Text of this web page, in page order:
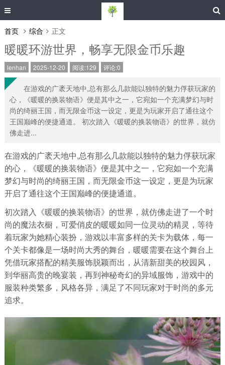
首页 综合 正文
暖暖环游世界，畅享无限金币乐趣
lenhan 2025-12-20 阅读:129 评论:0
在游戏的广袤天地中,总有那么几款能以独特的魅力俘获玩家的
心，《暖暖的换装物语》便是其中之一，它宛如一个充满梦幻与时
尚的绮丽王国，而无限金币这一设定，更是为玩家开启了通往这个
王国巅峰的便捷通道。 初次踏入《暖暖的换装物语》的世界，就仿
佛走进...
在游戏的广袤天地中,总有那么几款能以独特的魅力俘获玩家
的心，《暖暖的换装物语》便是其中之一，它宛如一个充满
梦幻与时尚的绮丽王国，而无限金币这一设定，更是为玩家
开启了通往这个王国巅峰的便捷通道。
初次踏入《暖暖的换装物语》的世界，就仿佛走进了一个时
尚的魔法衣橱，可爱俏皮的暖暖如同一位灵动的精灵，等待
着玩家为她精心装扮，游戏以丰富多样的关卡为载体，每一
个关卡都像是一场时尚大秀的舞台，暖暖需要在这个舞台上
凭借玩家搭配的精美服饰脱颖而出，从清新甜美的校园风，
到华丽高贵的晚宴装，再到神秘奇幻的异域服饰，游戏中的
服装种类繁多，风格各异，满足了不同玩家对于时尚的多元
追求。